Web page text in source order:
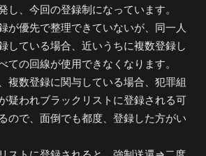
し、今回の登録制になっています。
が優先で整理できていないが、同一人
している場合、近いうちに複数登録し
ての回線が使用できなくなります。
複数登録に関与している場合、犯罪組
疑われブラックリストに登録される可
ので、面倒でも都度、登録した方がい